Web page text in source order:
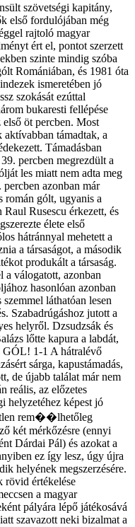
szövetségi kapitány,
első fordulójában még
rajtoló magyar
ért el, pontot szerzett
szinte mindig szóba
Romániában, és 1981 óta
ismeretében jó
szokását ezúttal
bukaresti fellépése
öt percben. Most
aktívabban támadtak, a
Támadásban
percben megrezdült a
les miatt nem adta meg
azonban már
román gólt, ugyanis a
Rusescu érkezett, és
élete első
hátránnyal mehetett a
a társaságot, a második
produkált a társaság.
a válogatott, azonban
hasonlóan azonban
láthatóan lesen
Szabadrúgáshoz jutott a
helyről. Dzsudzsák és
lőtte kapura a labdát,
GÓL! 1-1 A hátralévő
sárga, kapustámadás,
de újabb találat már nem
reális, az előzetes
helyzetéhez képest jó
rem��lhetőleg
két mérkőzésre (ennyi
Dárdai Pál) és azokat a
ez így lesz, úgy újra
helyének megszerzésére.
rövid értékelése
a magyar
pályára lépő játékosává
szavazott neki bizalmat a